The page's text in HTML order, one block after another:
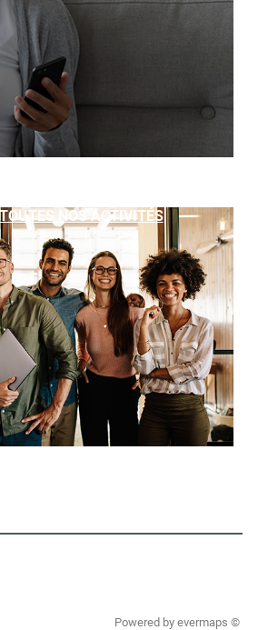
NOS ACTIVITÉS
Powered by evermaps ©